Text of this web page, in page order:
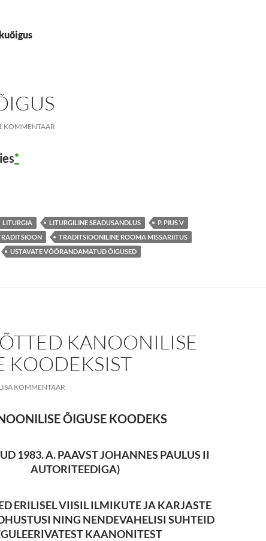
KOMMENTAAR
*
LITURGIA LITURGILINE SEADUSANDLUS
P. PIUS V
TRADITSIOONILINE ROOMA MISSARIITUS
USTAVATE VÕÕRANDAMATUD ÕIGUSED
KANOONILISE
KOODEKSIST
KOMMENTAAR
ÕIGUSE KOODEKS
1983. A. PAAVST JOHANNES PAULUS II
AUTORITEEDIGA)
ERILISEL VIISIL ILMIKUTE JA KARJASTE
NING NENDEVAHELISI SUHTEID
KAANONITEST